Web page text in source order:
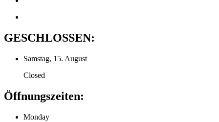
GESCHLOSSEN:
Samstag, 15. August
Closed
Öffnungszeiten:
Monday